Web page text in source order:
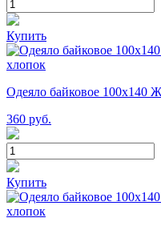
Купить
Одеяло байковое 100х140
360 руб.
Купить